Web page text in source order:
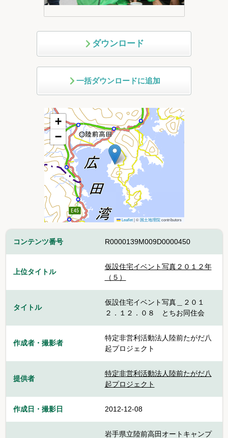
ダウンロード
一括ダウンロードに追加
+
−
Leaflet |©国土地理院contributors
コンテンツ番号 R0000139M009D0000450
上位タイトル
仮設住宅イベント写真２０１２年
（５）
タイトル
仮設住宅イベント写真＿２０１
２．１２．０８ とちお同住会
作成者・撮影者
特定非営利活動法人陸前たがだ八
起プロジェクト
提供者
特定非営利活動法人陸前たがだ八
起プロジェクト
作成日・撮影日 2012-12-08
岩手県立陸前高田オートキャンプ